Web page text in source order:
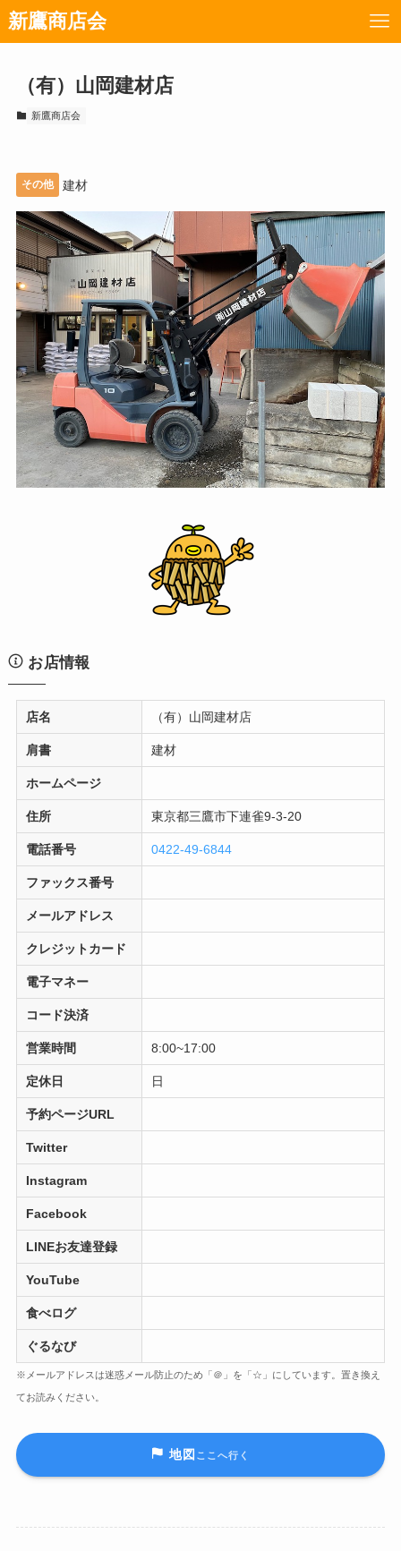
新鷹商店会
（有）山岡建材店
新鷹商店会
その他 建材
お店情報
店名 （有）山岡建材店
肩書 建材
ホームページ
住所 東京都三鷹市下連雀9-3-20
電話番号 0422-49-6844
ファックス番号
メールアドレス
クレジットカード
電子マネー
コード決済
営業時間 8:00~17:00
定休日 日
予約ページURL
Twitter
Instagram
Facebook
LINEお友達登録
YouTube
食べログ
ぐるなび
※メールアドレスは迷惑メール防止のため「＠」を「☆」にしています。置き換え
てお読みください。
地図 ここへ行く